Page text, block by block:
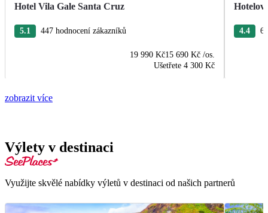
Hotel Vila Gale Santa Cruz
5.1 447 hodnocení zákazníků
19 990 Kč15 690 Kč /os.
Ušetřete 4 300 Kč
4.4
zobrazit více
Výlety v destinaci
Využijte skvělé nabídky výletů v destinaci od našich partnerů